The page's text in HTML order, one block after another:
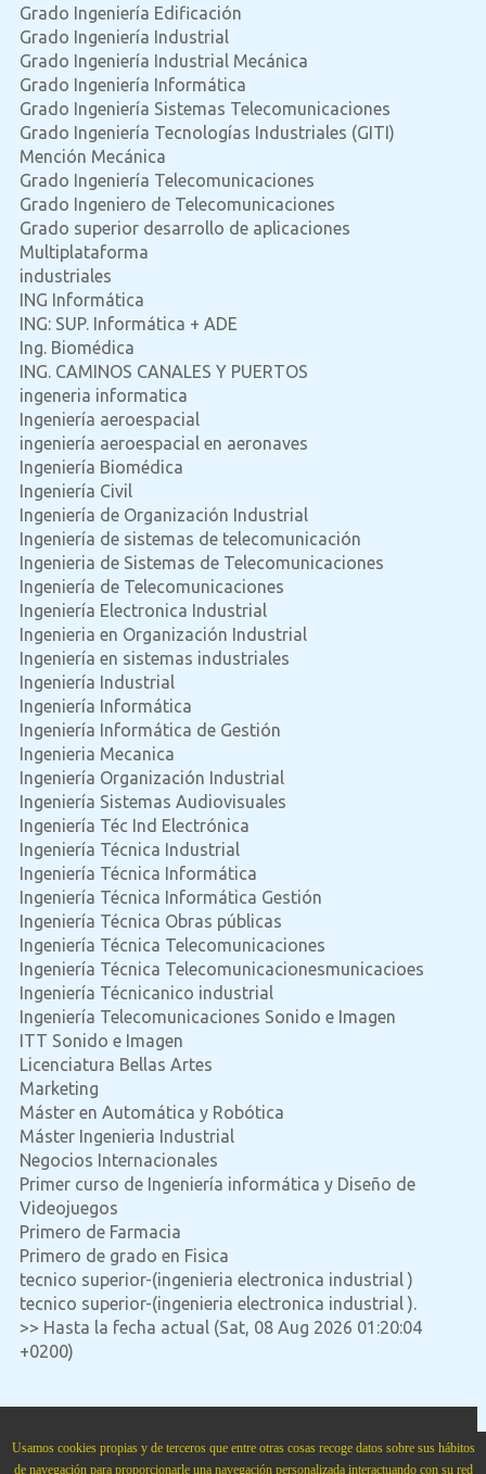
Usamos cookies propias y de terceros que entre otras cosas recoge datos sobre sus hábitos
de navegación para proporcionarle una navegación personalizada interactuando con su red
Grado Ingeniería Edificación
Grado Ingeniería Industrial
Grado Ingeniería Industrial Mecánica
Grado Ingeniería Informática
Grado Ingeniería Sistemas Telecomunicaciones
Grado Ingeniería Tecnologías Industriales (GITI)
Mención Mecánica
Grado Ingeniería Telecomunicaciones
Grado Ingeniero de Telecomunicaciones
Grado superior desarrollo de aplicaciones
Multiplataforma
industriales
ING Informática
ING: SUP. Informática + ADE
Ing. Biomédica
ING. CAMINOS CANALES Y PUERTOS
ingeneria informatica
Ingeniería aeroespacial
ingeniería aeroespacial en aeronaves
Ingeniería Biomédica
Ingeniería Civil
Ingeniería de Organización Industrial
Ingeniería de sistemas de telecomunicación
Ingenieria de Sistemas de Telecomunicaciones
Ingeniería de Telecomunicaciones
Ingeniería Electronica Industrial
Ingenieria en Organización Industrial
Ingeniería en sistemas industriales
Ingeniería Industrial
Ingeniería Informática
Ingeniería Informática de Gestión
Ingenieria Mecanica
Ingeniería Organización Industrial
Ingeniería Sistemas Audiovisuales
Ingeniería Téc Ind Electrónica
Ingeniería Técnica Industrial
Ingeniería Técnica Informática
Ingeniería Técnica Informática Gestión
Ingeniería Técnica Obras públicas
Ingeniería Técnica Telecomunicaciones
Ingeniería Técnica Telecomunicacionesmunicacioes
Ingeniería Técnicanico industrial
Ingeniería Telecomunicaciones Sonido e Imagen
ITT Sonido e Imagen
Licenciatura Bellas Artes
Marketing
Máster en Automática y Robótica
Máster Ingenieria Industrial
Negocios Internacionales
Primer curso de Ingeniería informática y Diseño de
Videojuegos
Primero de Farmacia
Primero de grado en Fisica
tecnico superior-(ingenieria electronica industrial )
tecnico superior-(ingenieria electronica industrial ).
>> Hasta la fecha actual (Sat, 08 Aug 2026 01:20:04
+0200)
Teléfono: 915151321. cartagena99.com